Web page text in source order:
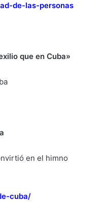
de-las-personas
que en Cuba»
en el himno
cuba/